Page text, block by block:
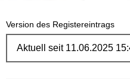
Version des Registereintrags